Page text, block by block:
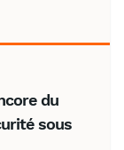
du
sous